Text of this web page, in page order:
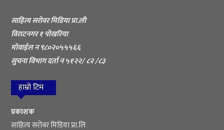
साहित्य सरोवर मिडिया प्रा.ली
विराटनगर १ पोखरिया
मोवाईल न ९८०२०५५५६६
सुचना विभाग दर्ता न ५१२२/ ८२ /८३
हाम्रो टिम
प्रकाशक
साहित्य सरोवर मिडिया प्रा.लि